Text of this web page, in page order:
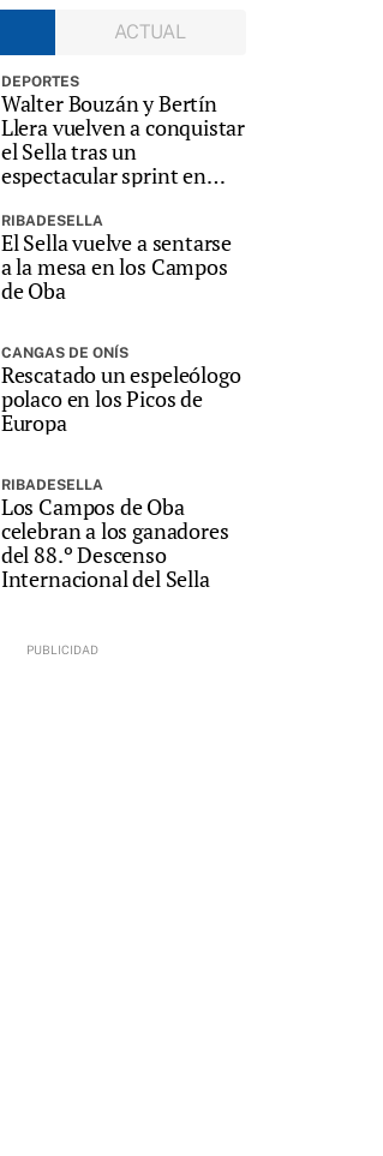
ACTUAL
DEPORTES
Walter Bouzán y Bertín
Llera vuelven a conquistar
el Sella tras un
espectacular sprint en
RIBADESELLA
El Sella vuelve a sentarse
a la mesa en los Campos
de Oba
CANGAS DE ONÍS
Rescatado un espeleólogo
polaco en los Picos de
Europa
RIBADESELLA
Los Campos de Oba
celebran a los ganadores
del 88.º Descenso
Internacional del Sella